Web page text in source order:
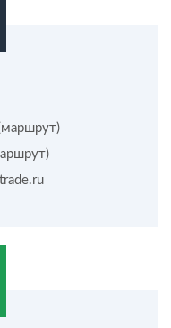
маршрут)
)